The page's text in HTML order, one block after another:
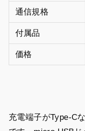
通信規格
付属品
価格
充電端子がType-C